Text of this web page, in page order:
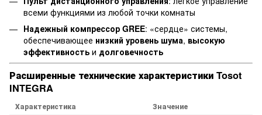
всеми функциями из любой точки комнаты
Надежный компрессор GREE: «сердце» системы,
обеспечивающее низкий уровень шума, высокую
эффективность и долговечность
Расширенные технические характеристики Tosot
INTEGRA
Характеристика Значение